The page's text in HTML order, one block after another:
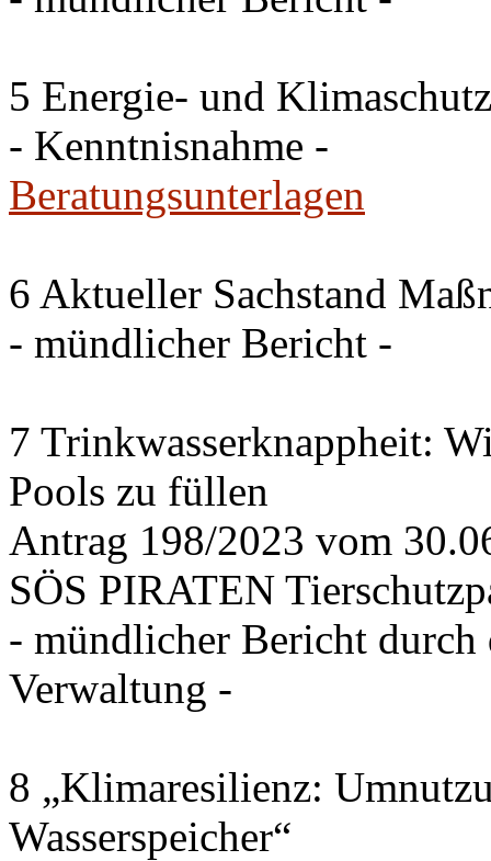
5 Energie- und
- Kenntnisnahme -
Beratungsunterlagen
6 Aktueller Sachstand
- mündlicher Bericht -
7 Trinkwasserknappheit:
Pools zu füllen
Antrag 198/2023 vom
SÖS PIRATEN
- mündlicher Bericht
Verwaltung -
8 „Klimaresilienz:
Wasserspeicher“